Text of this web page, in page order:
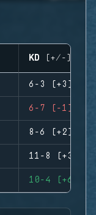
KD (+/-)
6-3 (+3)
6-7 (-1)
8-6 (+2)
11-8 (+3)
10-4 (+6)